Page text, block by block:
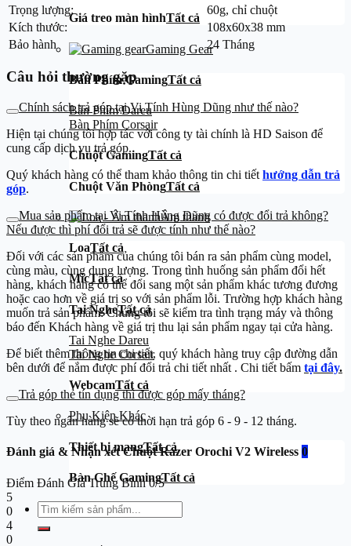
Giá treo màn hìnhTất cả
Gaming Gear
Bàn Phím GamingTất cả
Bàn Phím Dareu
Bàn Phím Corsair
Chuột GamingTất cả
Chuột Văn PhòngTất cả
Âm thanh
LoaTất cả
MicTất cả
Tai NgheTất cả
Tai Nghe Dareu
Tai Nghe Corsair
WebcamTất cả
Phụ Kiện Khác
Thiết bị mạngTất cả
Bàn Ghế GamingTất cả
Tìm
kiếm:
Trọng lượng:
60g, chỉ chuột
Kích thước:
108x60x38 mm
Bảo hành
24 Tháng
Câu hỏi thường gặp
Chính sách trả góp tại Vi Tính Hùng Dũng như thế nào?
Hiện tại chúng tôi hợp tác với công ty tài chính là HD Saison để
cung cấp dịch vụ trả góp.
Quý khách hàng có thể tham khảo thông tin chi tiết hướng dẫn trả
góp.
Mua sản phẩm tại Vi Tính Hùng Dũng có được đổi trả không?
Nếu được thì phí đổi trả sẽ được tính như thế nào?
Đối với các sản phẩm của chúng tôi bán ra sản phẩm cùng model,
cùng màu, cùng dung lượng. Trong tình huống sản phẩm đổi hết
hàng, khách hàng có thể đổi sang một sản phẩm khác tương đương
hoặc cao hơn về giá trị so với sản phẩm lỗi. Trường hợp khách hàng
muốn trả sản phẩm: Chúng tôi sẽ kiểm tra tình trạng máy và thông
báo đến Khách hàng về giá trị thu lại sản phẩm ngay tại cửa hàng.
Để biết thêm thông tin chi tiết, quý khách hàng truy cập đường dẫn
bên dưới để nắm được phí đổi trả chi tiết nhất . Chi tiết bấm tại đây.
Trả góp thẻ tín dụng thì được góp mấy tháng?
Tùy theo ngân hàng sẽ có thời hạn trả góp 6 - 9 - 12 tháng.
Đánh giá & Nhận xét Chuột Razer Orochi V2 Wireless 0
Điểm Đánh Giá Trung Bình 0/5
5
0
4
0